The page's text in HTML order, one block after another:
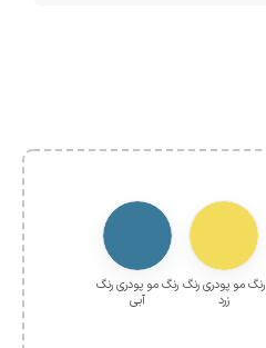
رنگ مو پودری رنگ
زرد
رنگ مو پودری رنگ
آبی